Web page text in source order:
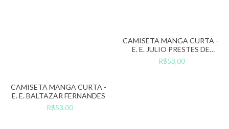
CAMISETA MANGA CURTA -
E. E. BALTAZAR FERNANDES
R$53,00
CAMISETA MANGA CURTA -
E. E. JULIO PRESTES DE
ALBUQUERQUE (ESTADÃO)
R$53,00